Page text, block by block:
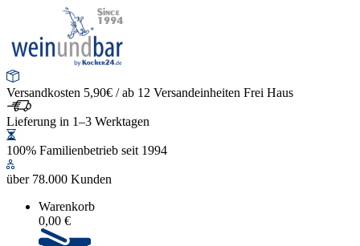
Versandkosten 5,90€ / ab 12 Versandeinheiten Frei Haus
Lieferung in 1–3 Werktagen
100% Familienbetrieb seit 1994
über 78.000 Kunden
Warenkorb
0,00 €